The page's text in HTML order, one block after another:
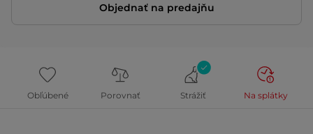
Objednať na predajňu
Obľúbené Porovnať Strážiť Na splátky